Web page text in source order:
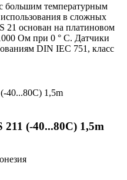
большим температурным
в сложных
основан на платиновом
Ом при 0 ° C. Датчики
DIN IEC 751, класс
(-40...80C) 1,5m